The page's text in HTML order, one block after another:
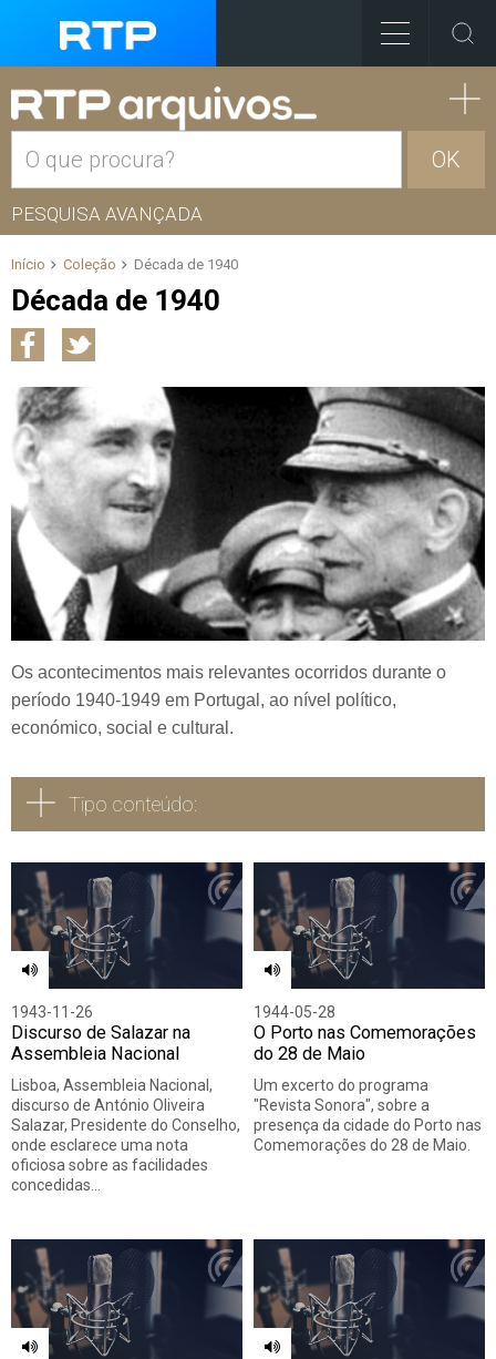
OK
PESQUISA AVANÇADA
Início Coleção Década de 1940
Década de 1940
Os acontecimentos mais relevantes ocorridos durante o
período 1940-1949 em Portugal, ao nível político,
económico, social e cultural.
Tipo conteúdo:
Todos Vídeo Áudio
1943-11-26
Discurso de Salazar na
Assembleia Nacional
Lisboa, Assembleia Nacional,
discurso de António Oliveira
Salazar, Presidente do Conselho,
onde esclarece uma nota
oficiosa sobre as facilidades
concedidas…
1944-05-28
O Porto nas Comemorações
do 28 de Maio
Um excerto do programa
"Revista Sonora", sobre a
presença da cidade do Porto nas
Comemorações do 28 de Maio.